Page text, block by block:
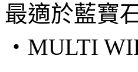
最適於藍寶
・MULTI